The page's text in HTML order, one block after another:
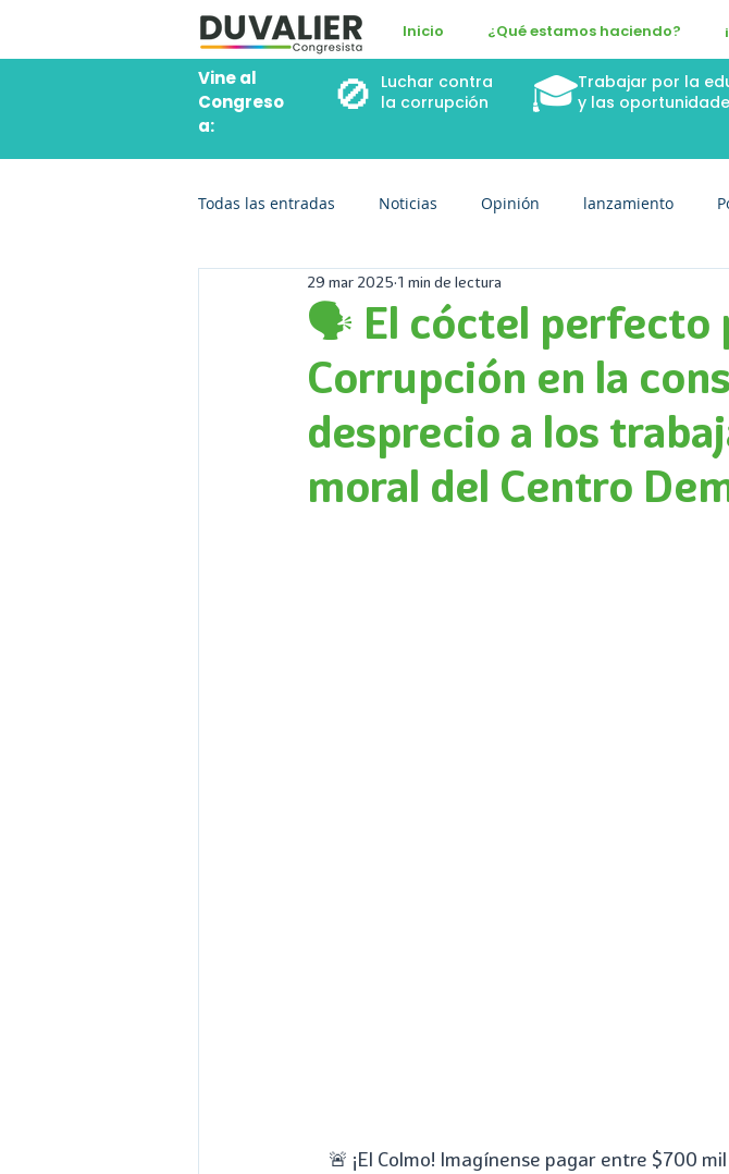
Inicio ¿Qué estamos haciendo?
Vine al
Congreso
a:
🚫 Luchar contra
la corrupción
🎓Trabajar por la
y las
Todas las entradas Noticias Opinión lanzamiento
🗣️ El cóctel perfecto
Corrupción en la
desprecio a los
moral del Centro
29 mar 2025 1 min de lectura
🚨 ¡El Colmo! Imagínense pagar entre $700